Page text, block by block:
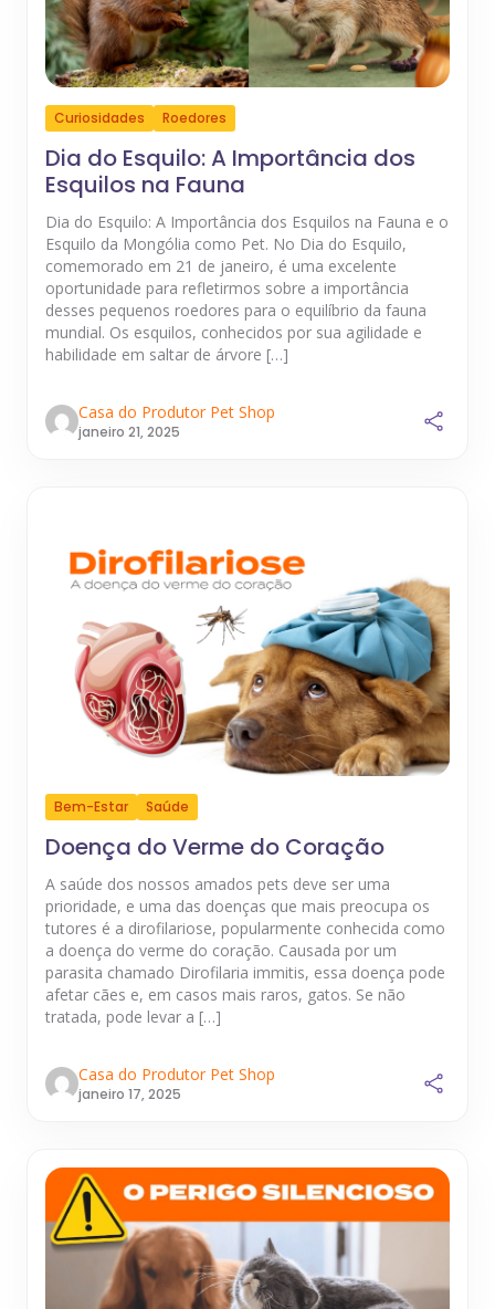
Curiosidades Roedores
Dia do Esquilo: A Importância dos
Esquilos na Fauna
Dia do Esquilo: A Importância dos Esquilos na Fauna e o
Esquilo da Mongólia como Pet. No Dia do Esquilo,
comemorado em 21 de janeiro, é uma excelente
oportunidade para refletirmos sobre a importância
desses pequenos roedores para o equilíbrio da fauna
mundial. Os esquilos, conhecidos por sua agilidade e
habilidade em saltar de árvore […]
Casa do Produtor Pet Shop
janeiro 21, 2025
Bem-Estar Saúde
Doença do Verme do Coração
A saúde dos nossos amados pets deve ser uma
prioridade, e uma das doenças que mais preocupa os
tutores é a dirofilariose, popularmente conhecida como
a doença do verme do coração. Causada por um
parasita chamado Dirofilaria immitis, essa doença pode
afetar cães e, em casos mais raros, gatos. Se não
tratada, pode levar a […]
Casa do Produtor Pet Shop
janeiro 17, 2025